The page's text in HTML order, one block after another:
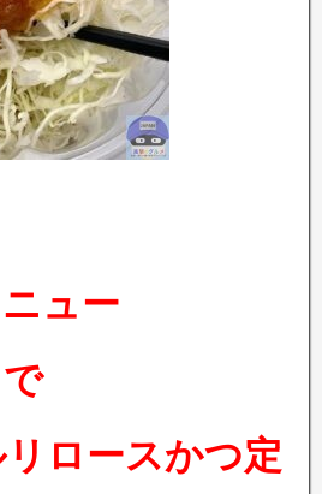
ュー
で
ロースかつ定